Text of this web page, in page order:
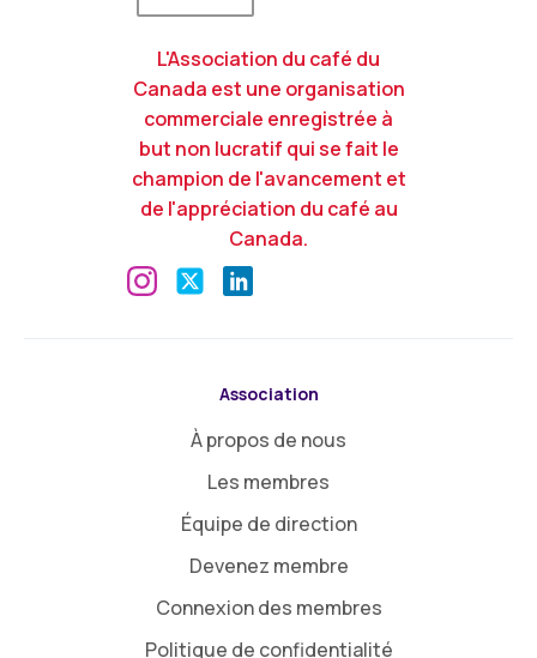
L'Association du café du
Canada est une organisation
commerciale enregistrée à
but non lucratif qui se fait le
champion de l'avancement et
de l'appréciation du café au
Canada.
Association
À propos de nous
Les membres
Équipe de direction
Devenez membre
Connexion des membres
Politique de confidentialité